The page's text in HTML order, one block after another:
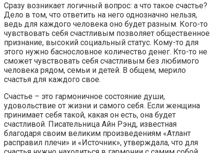
Сразу возникает логичный вопрос: а что такое счастье?
Дело в том, что ответить на него однозначно нельзя,
ведь для каждого человека оно будет разным. Кого-то
чувствовать себя счастливым позволяет общественное
признание, высокий социальный статус. Кому-то для
этого нужно баснословное количество денег. Кто-то не
сможет чувствовать себя счастливым без любимого
человека рядом, семьи и детей. В общем, мерило
счастья для каждого свое.
Счастье – это гармоничное состояние души,
удовольствие от жизни и самого себя. Если женщина
принимает себя такой, какая он есть, она будет
счастливой. Писательница Айн Рэнд, известная
благодаря своим великим произведениям «Атлант
расправил плечи» и «Источник», утверждала, что для